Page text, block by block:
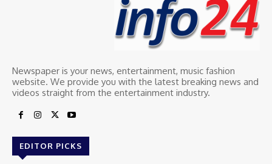
Newspaper is your news, entertainment, music fashion
website. We provide you with the latest breaking news and
videos straight from the entertainment industry.
EDITOR PICKS